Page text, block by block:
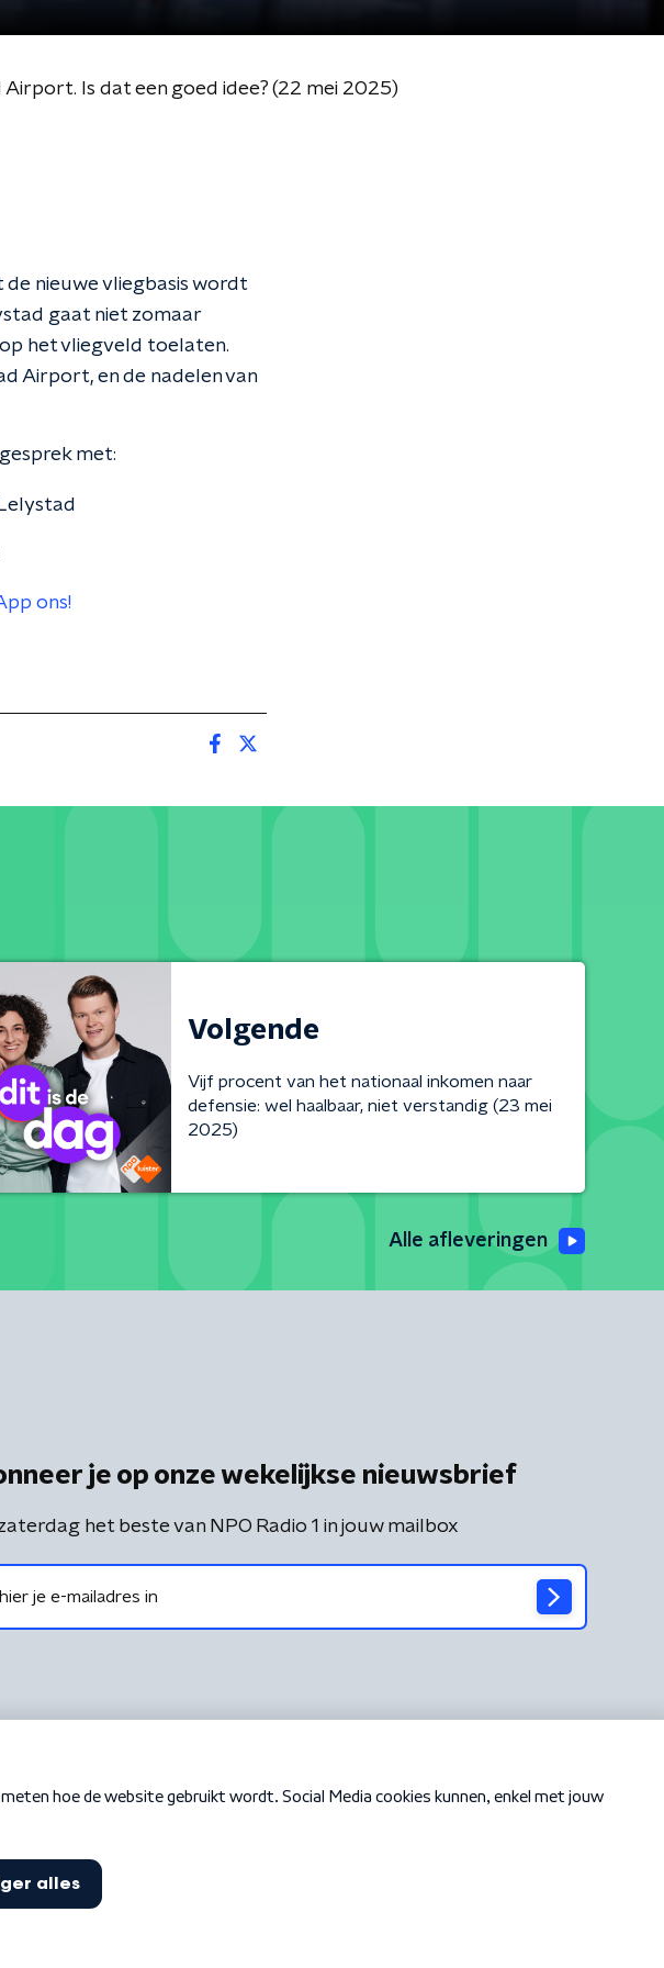
Is dat een goed idee? (22 mei 2025)
nieuwe vliegbasis wordt
gaat niet zomaar
het vliegveld toelaten.
Airport, en de nadelen van
met:
ons!
Volgende
Vijf procent van het nationaal inkomen naar
defensie: wel haalbaar, niet verstandig (23 mei
2025)
Alle afleveringen
je op onze wekelijkse nieuwsbrief
het beste van NPO Radio 1 in jouw mailbox